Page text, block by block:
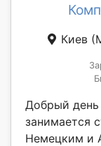
Киев
Добрый
занимается
Немецким и